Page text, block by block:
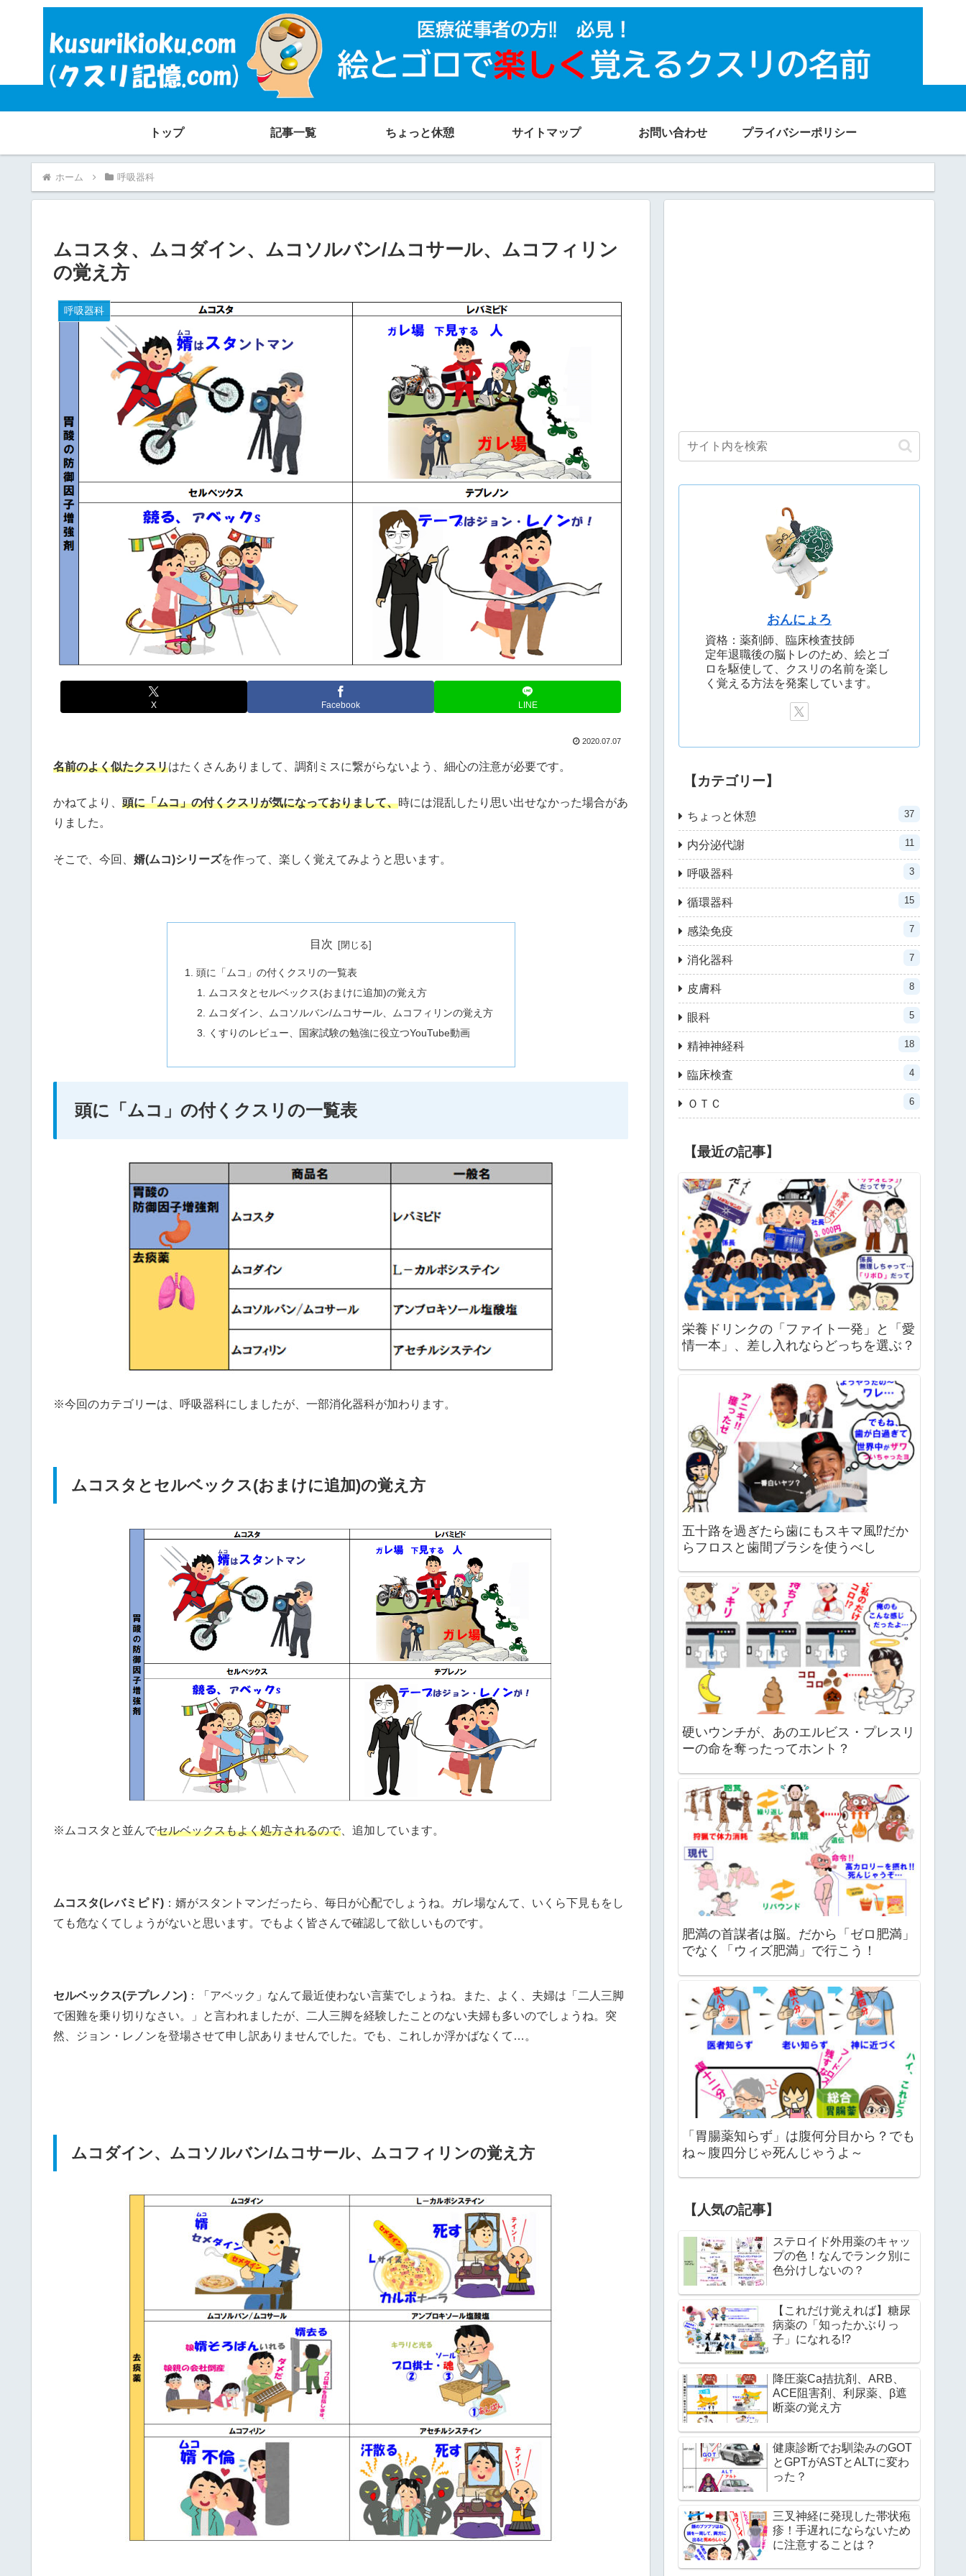
トップ 記事一覧 ちょっと休憩 サイトマップ お問い合わせ プライバシーポリシー
ホーム 呼吸器科
ムコスタ、ムコダイン、ムコソルバン/ムコサール、ムコフィリン
の覚え方
呼吸器科
X Facebook LINE
2020.07.07
名前のよく似たクスリはたくさんありまして、調剤ミスに繋がらないよう、細心の注意が必要です。
かねてより、 頭に「ムコ」の付くクスリが気になっておりまして、時には混乱したり思い出せなかった場合があ
りました。
そこで、今回、 婿(ムコ)シリーズを作って、楽しく覚えてみようと思います。
目次
頭に「ムコ」の付くクスリの一覧表
ムコスタとセルベックス(おまけに追加)の覚え方
ムコダイン、ムコソルバン/ムコサール、ムコフィリンの覚え方
くすりのレビュー、国家試験の勉強に役立つYouTube動画
頭に「ムコ」の付くクスリの一覧表
※今回のカテゴリーは、呼吸器科にしましたが、一部消化器科が加わります。
ムコスタとセルベックス(おまけに追加)の覚え方
※ムコスタと並んでセルベックスもよく処方されるので、追加しています。
ムコスタ(レバミピド) ：婿がスタントマンだったら、毎日が心配でしょうね。ガレ場なんて、いくら下見もをし
ても危なくてしょうがないと思います。でもよく皆さんで確認して欲しいものです。
セルベックス(テプレノン) ：「アベック」なんて最近使わない言葉でしょうね。また、よく、夫婦は「二人三脚
で困難を乗り切りなさい。」と言われましたが、二人三脚を経験したことのない夫婦も多いのでしょうね。突
然、ジョン・レノンを登場させて申し訳ありませんでした。でも、これしか浮かばなくて…。
ムコダイン、ムコソルバン/ムコサール、ムコフィリンの覚え方
おんにょろ
資格：薬剤師、臨床検査技師
定年退職後の脳トレのため、絵とゴ
ロを駆使して、クスリの名前を楽し
く覚える方法を発案しています。
【カテゴリー】
ちょっと休憩 37
内分泌代謝 11
呼吸器科 3
循環器科 15
感染免疫 7
消化器科 7
皮膚科 8
眼科 5
精神神経科 18
臨床検査 4
ＯＴＣ 6
【最近の記事】
栄養ドリンクの「ファイト一発」と「愛
情一本」、差し入れならどっちを選ぶ？
五十路を過ぎたら歯にもスキマ風⁉だか
らフロスと歯間ブラシを使うべし
硬いウンチが、あのエルビス・プレスリ
ーの命を奪ったってホント？
肥満の首謀者は脳。だから「ゼロ肥満」
でなく「ウィズ肥満」で行こう！
「胃腸薬知らず」は腹何分目から？でも
ね～腹四分じゃ死んじゃうよ～
【人気の記事】
ステロイド外用薬のキャッ
プの色！なんでランク別に
色分けしないの？
【これだけ覚えれば】糖尿
病薬の「知ったかぶりっ
子」になれる!?
降圧薬Ca拮抗剤、ARB、
ACE阻害剤、利尿薬、β遮
断薬の覚え方
健康診断でお馴染みのGOT
とGPTがASTとALTに変わ
った？
三叉神経に発現した帯状疱
疹！手遅れにならないため
に注意することは？